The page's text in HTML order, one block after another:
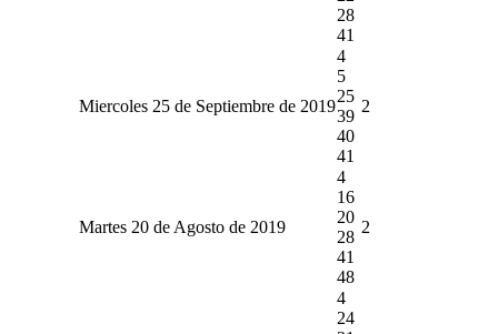
28
41
Miercoles 25 de Septiembre de 2019
4
5
25
39
40
41
2
Martes 20 de Agosto de 2019
4
16
20
28
41
48
2
4
24